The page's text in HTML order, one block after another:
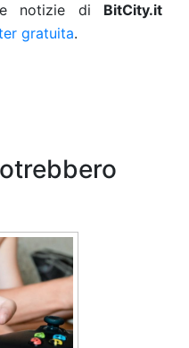
notizie di BitCity.it
gratuita.